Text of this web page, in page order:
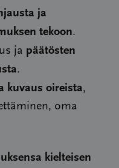
ja
tekoon.
ja päätösten
.
kuvaus oireista,
oma
kielteisen